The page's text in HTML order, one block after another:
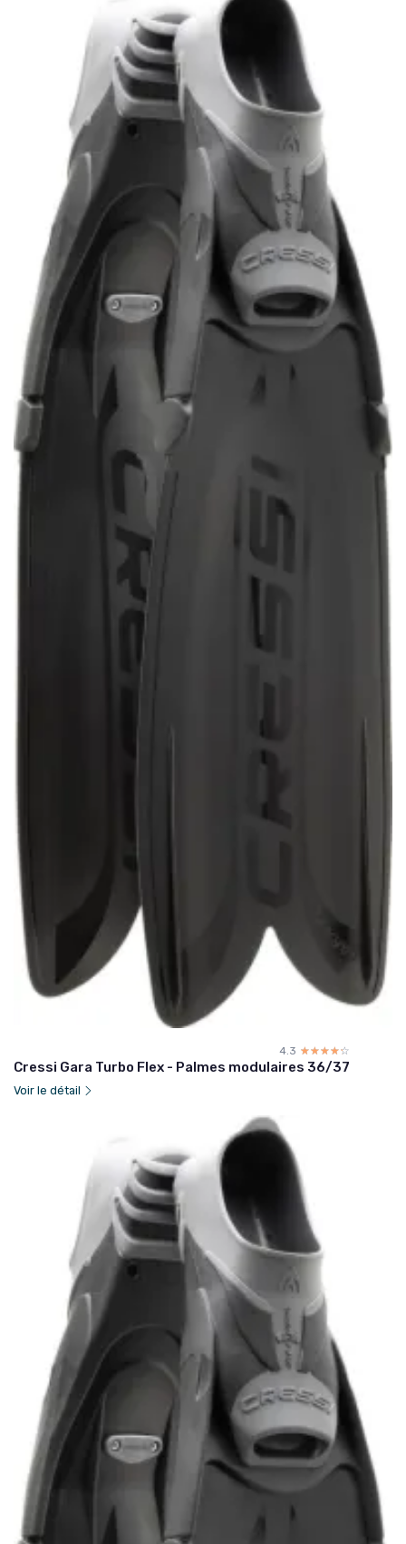
4.3 ☆☆☆☆☆
★★★★★
Cressi Gara Turbo Flex - Palmes modulaires 36/37
Voir le détail